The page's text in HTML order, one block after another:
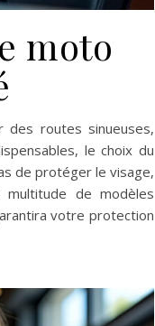
moto
routes sinueuses,
le choix du
de protéger le visage,
de modèles
votre protection